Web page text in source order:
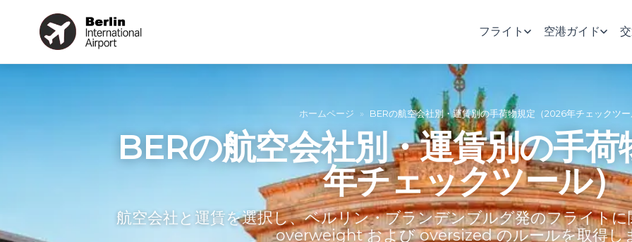
フライト 空港ガイド
ホームページ » BERの航空会社別・運賃別の手荷物規定（2026年チェックツ
BERの航空会社別・運賃別の手
年チェックツール）
航空会社と運賃を選択し、ベルリン・ブランデンブルグ発のフライト
overweight および oversized のルールを取得し